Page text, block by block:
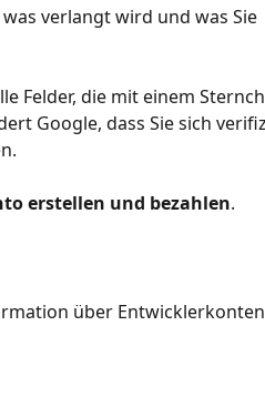
verlangt wird und was Sie
Felder, die mit einem
Google, dass Sie sich
erstellen und bezahlen.
über